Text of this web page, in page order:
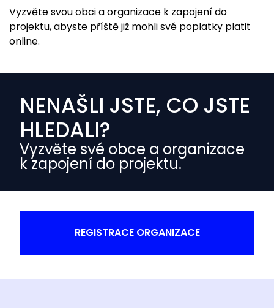
Vyzvěte svou obci a organizace k zapojení do
projektu, abyste příště již mohli své poplatky platit
online.
NENAŠLI JSTE, CO JSTE
HLEDALI?
Vyzvěte své obce a organizace
k zapojení do projektu.
REGISTRACE ORGANIZACE